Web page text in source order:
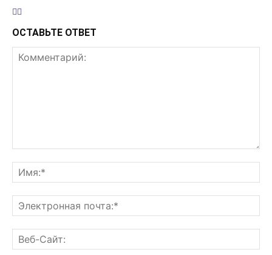
ОСТАВЬТЕ ОТВЕТ